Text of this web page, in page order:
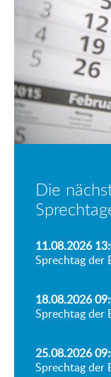
Die
11.08.2026
Sprechtag der
18.08.2026
Sprechtag der
25.08.2026
Sprechtag der